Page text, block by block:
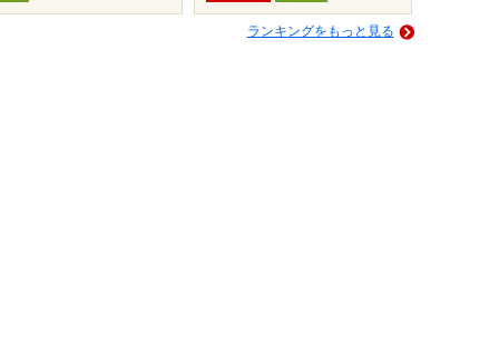
ランキングをもっと見る